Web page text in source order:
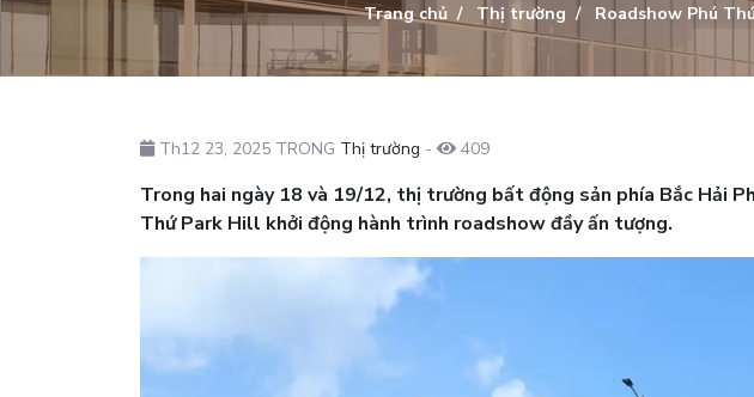
Trang chủ Thị trường Roadshow Phú
Th12 23, 2025 TRONG Thị trường - 409
Trong hai ngày 18 và 19/12, thị trường bất động sản phía Bắc Hải
Thứ Park Hill khởi động hành trình roadshow đầy ấn tượng.